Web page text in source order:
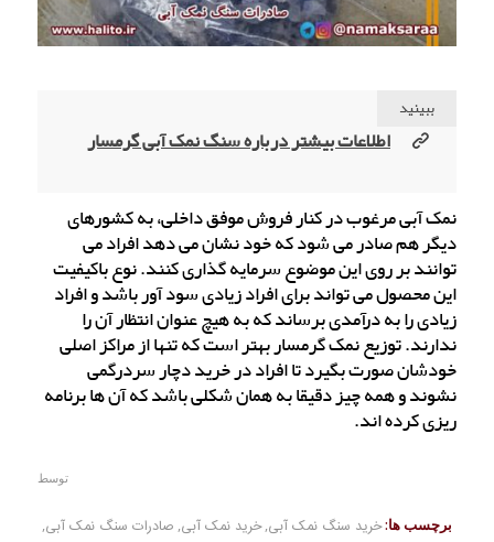
ببینید
اطلاعات بیشتر درباره سنگ نمک آبی گرمسار
نمک آبی مرغوب در کنار فروش موفق داخلی، به کشورهای
دیگر هم صادر می شود که خود نشان می دهد افراد می
توانند بر روی این موضوع سرمایه گذاری کنند. نوع باکیفیت
این محصول می تواند برای افراد زیادی سود آور باشد و افراد
زیادی را به درآمدی برساند که به هیچ عنوان انتظار آن را
ندارند. توزیع نمک گرمسار بهتر است که تنها از مراکز اصلی
خودشان صورت بگیرد تا افراد در خرید دچار سردرگمی
نشوند و همه چیز دقیقا به همان شکلی باشد که آن ها برنامه
ریزی کرده اند.
توسط
برچسب ها:خرید سنگ نمک آبی,خرید نمک آبی, صادرات سنگ نمک آبی,